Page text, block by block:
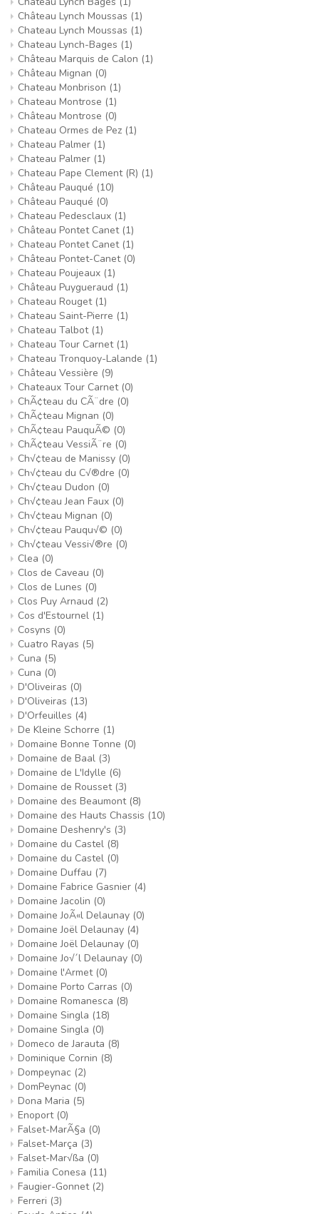
Château Lynch Moussas (1)
Chateau Lynch Moussas (1)
Chateau Lynch-Bages (1)
Château Marquis de Calon (1)
Château Mignan (0)
Chateau Monbrison (1)
Chateau Montrose (1)
Château Montrose (0)
Chateau Ormes de Pez (1)
Chateau Palmer (1)
Chateau Palmer (1)
Chateau Pape Clement (R) (1)
Château Pauqué (10)
Château Pauqué (0)
Chateau Pedesclaux (1)
Château Pontet Canet (1)
Chateau Pontet Canet (1)
Château Pontet-Canet (0)
Chateau Poujeaux (1)
Château Puygueraud (1)
Chateau Rouget (1)
Chateau Saint-Pierre (1)
Chateau Talbot (1)
Chateau Tour Carnet (1)
Chateau Tronquoy-Lalande (1)
Château Vessière (9)
Chateaux Tour Carnet (0)
ChÃ¢teau du CÃ¨dre (0)
ChÃ¢teau Mignan (0)
ChÃ¢teau PauquÃ© (0)
ChÃ¢teau VessiÃ¨re (0)
Ch√¢teau de Manissy (0)
Ch√¢teau du C√®dre (0)
Ch√¢teau Dudon (0)
Ch√¢teau Jean Faux (0)
Ch√¢teau Mignan (0)
Ch√¢teau Pauqu√© (0)
Ch√¢teau Vessi√®re (0)
Clea (0)
Clos de Caveau (0)
Clos de Lunes (0)
Clos Puy Arnaud (2)
Cos d'Estournel (1)
Cosyns (0)
Cuatro Rayas (5)
Cuna (5)
Cuna (0)
D'Oliveiras (0)
D'Oliveiras (13)
D'Orfeuilles (4)
De Kleine Schorre (1)
Domaine Bonne Tonne (0)
Domaine de Baal (3)
Domaine de L'Idylle (6)
Domaine de Rousset (3)
Domaine des Beaumont (8)
Domaine des Hauts Chassis (10)
Domaine Deshenry's (3)
Domaine du Castel (8)
Domaine du Castel (0)
Domaine Duffau (7)
Domaine Fabrice Gasnier (4)
Domaine Jacolin (0)
Domaine JoÃ«l Delaunay (0)
Domaine Joël Delaunay (4)
Domaine Joël Delaunay (0)
Domaine Jo√´l Delaunay (0)
Domaine l'Armet (0)
Domaine Porto Carras (0)
Domaine Romanesca (8)
Domaine Singla (18)
Domaine Singla (0)
Domeco de Jarauta (8)
Dominique Cornin (8)
Dompeynac (2)
DomPeynac (0)
Dona Maria (5)
Enoport (0)
Falset-MarÃ§a (0)
Falset-Marça (3)
Falset-Mar√ßa (0)
Familia Conesa (11)
Faugier-Gonnet (2)
Ferreri (3)